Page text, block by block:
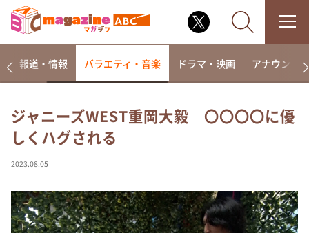
なるみ・岡村の過ぎるTV
相席食堂
～人生密着トークバラエティ！～ やすとものいたっ
て真剣です
報道・情報 バラエティ・音楽 ドラマ・映画 アナウンサー
ジャニーズWEST重岡大毅 〇〇〇〇に優
しくハグされる
2023.08.05